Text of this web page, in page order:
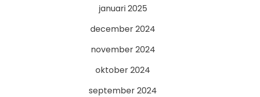
januari 2025
december 2024
november 2024
oktober 2024
september 2024